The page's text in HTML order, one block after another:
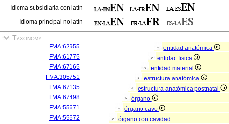
Idioma subsidiaria con latín
Idioma principal no latín
Taxonomy
FMA:62955
entidad anatómica
FMA:61775
entidad fisica
FMA:67165
entidad material
FMA:305751
estructura anatómica
FMA:67135
estructura anatómica postnatal
FMA:67498
órgano
FMA:55671
órgano cavo
FMA:55672
órgano con cavidad